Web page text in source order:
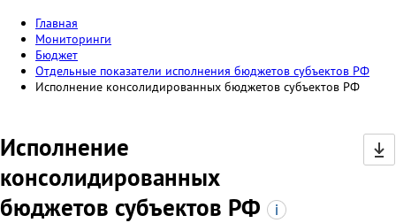
Главная
Мониторинги
Бюджет
Отдельные показатели исполнения бюджетов субъектов РФ
Исполнение консолидированных бюджетов субъектов РФ
Исполнение
консолидированных
бюджетов субъектов РФ